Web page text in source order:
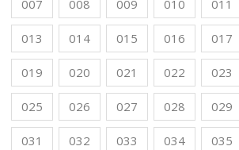
007 008 009 010 011
013 014 015 016 017
019 020 021 022 023
025 026 027 028 029
031 032 033 034 035